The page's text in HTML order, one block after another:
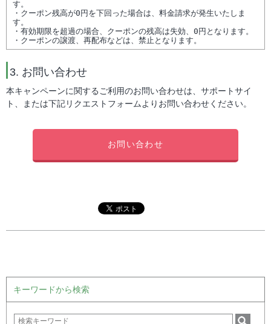
す。
・クーポン残高が0円を下回った場合は、料金請求が発生いたしま
す。
・有効期限を超過の場合、クーポンの残高は失効、0円となります。
3. お問い合わせ
本キャンペーンに関するご利用のお問い合わせは、サポートサイ
ト、または下記リクエストフォームよりお問い合わせください。
お問い合わせ
キーワードから検索